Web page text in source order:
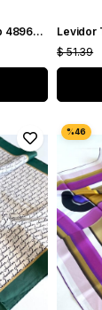
Levidor Tivil Saf İpek Eşarp 48967 Mavi Karışık Desen
$ 51.39